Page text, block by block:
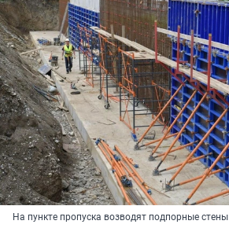
На пункте пропуска возводят подпорные стены